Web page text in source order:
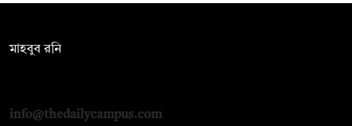
মাহবুব রনি
info@thedailycampus.com